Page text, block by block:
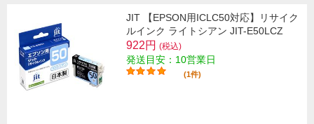
JIT 【EPSON用ICLC50対応】リサイク
ルインク ライトシアン JIT-E50LCZ
922円 (税込)
発送目安：10営業日
(1件)